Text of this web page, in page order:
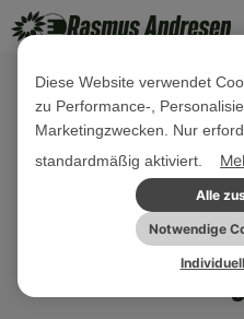
06.
PM Wir
Diese Website verwendet
zu Performance-,
Marketingzwecken. Nur
standardmäßig aktiviert.
Alle
Notwendige